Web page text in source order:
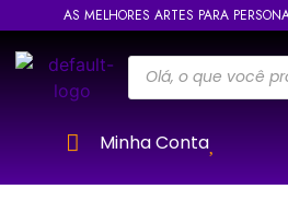
AS MELHORES ARTES PARA
Minha Conta